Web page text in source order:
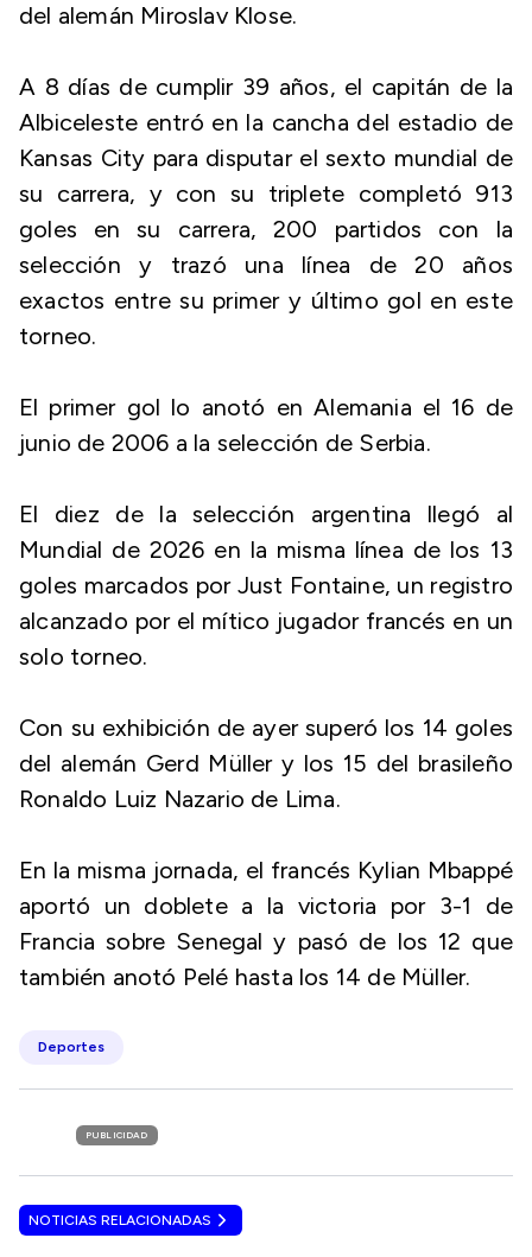
del alemán Miroslav Klose.
A 8 días de cumplir 39 años, el capitán de la
Albiceleste entró en la cancha del estadio de
Kansas City para disputar el sexto mundial de
su carrera, y con su triplete completó 913
goles en su carrera, 200 partidos con la
selección y trazó una línea de 20 años
exactos entre su primer y último gol en este
torneo.
El primer gol lo anotó en Alemania el 16 de
junio de 2006 a la selección de Serbia.
El diez de la selección argentina llegó al
Mundial de 2026 en la misma línea de los 13
goles marcados por Just Fontaine, un registro
alcanzado por el mítico jugador francés en un
solo torneo.
Con su exhibición de ayer superó los 14 goles
del alemán Gerd Müller y los 15 del brasileño
Ronaldo Luiz Nazario de Lima.
En la misma jornada, el francés Kylian Mbappé
aportó un doblete a la victoria por 3-1 de
Francia sobre Senegal y pasó de los 12 que
también anotó Pelé hasta los 14 de Müller.
Deportes
PUBLICIDAD
NOTICIAS RELACIONADAS